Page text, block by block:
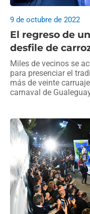
El regreso de
desfile de
9 de octubre de 2022
Miles de vecinos se
para presenciar el
más de veinte
carnaval de